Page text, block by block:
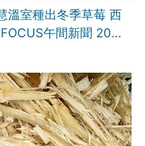
溫室種出冬季草莓 西
午間新聞 202